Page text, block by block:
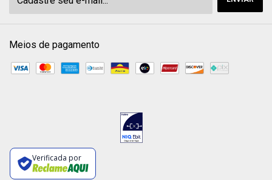
Meios de pagamento
Verificada por